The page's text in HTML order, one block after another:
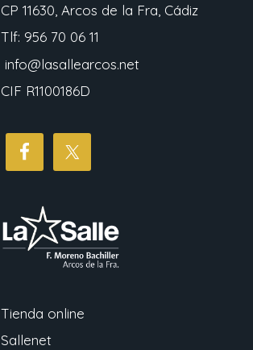
CP 11630, Arcos de la Fra, Cádiz
Tlf: 956 70 06 11
info@lasallearcos.net
CIF R1100186D
Tienda online
Sallenet